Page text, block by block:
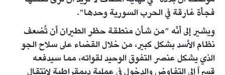
فجأة غارقة في الحرب السورية وحدها".
ويشير إلى أنّه "من شأن منطقة حظر الطيران أن تُضعف
نظام الأسد بشكل كبير، من خلال القضاء على سلاح الجو
الذي يشكل عنصر التفوق الوحيد لقواته، مما سيدفعه